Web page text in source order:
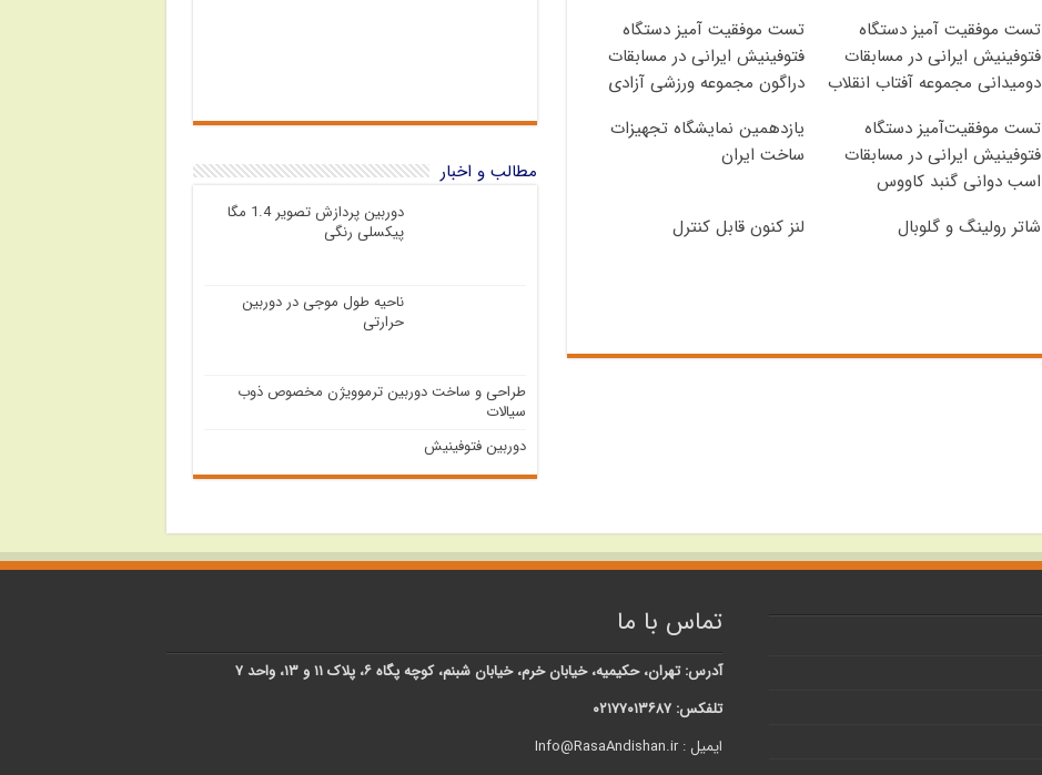
تست موفقیت آمیز دستگاه
فتوفینیش ایرانی در مسابقات
دومیدانی مجموعه آفتاب انقلاب
تست موفقیت آمیز دستگاه
فتوفینیش ایرانی در مسابقات
دراگون مجموعه ورزشی آزادی
تست موفقیت‌آمیز دستگاه
فتوفینیش ایرانی در مسابقات
اسب دوانی گنبد کاووس
یازدهمین نمایشگاه تجهیزات
ساخت ایران
شاتر رولینگ و گلوبال
لنز کنون قابل کنترل
مطالب و اخبار
دوربین پردازش تصویر 1.4 مگا
پیکسلی رنگی
ناحیه طول موجی در دوربین
حرارتی
طراحی و ساخت دوربین ترموویژن مخصوص ذوب
سیالات
دوربین فتوفینیش
تماس با ما
آدرس: تهران، حکیمیه، خیابان خرم، خیابان شبنم، کوچه پگاه ۶، پلاک ۱۱ و ۱۳، واحد ۷
تلفکس: ۰۲۱۷۷۰۱۳۶۸۷
ایمیل : Info@RasaAndishan.ir